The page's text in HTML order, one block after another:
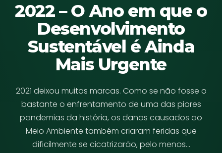
2022 – O Ano em que o
Desenvolvimento
Sustentável é Ainda
Mais Urgente
2021 deixou muitas marcas. Como se não fosse o
bastante o enfrentamento de uma das piores
pandemias da história, os danos causados ao
Meio Ambiente também criaram feridas que
dificilmente se cicatrizarão, pelo menos…